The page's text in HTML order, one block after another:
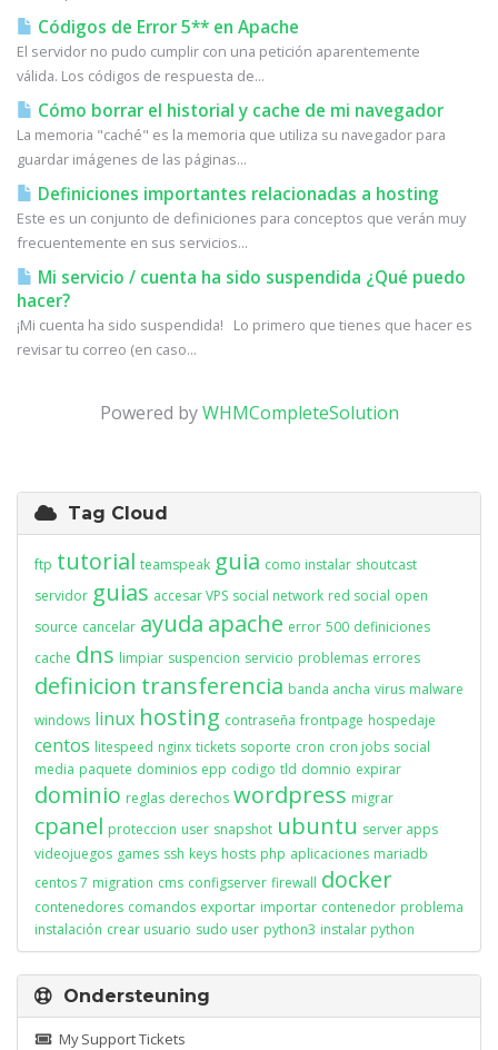
Códigos de Error 5** en Apache
El servidor no pudo cumplir con una petición aparentemente
válida. Los códigos de respuesta de...
Cómo borrar el historial y cache de mi navegador
La memoria "caché" es la memoria que utiliza su navegador para
guardar imágenes de las páginas...
Definiciones importantes relacionadas a hosting
Este es un conjunto de definiciones para conceptos que verán muy
frecuentemente en sus servicios...
Mi servicio / cuenta ha sido suspendida ¿Qué puedo
hacer?
¡Mi cuenta ha sido suspendida! Lo primero que tienes que hacer es
revisar tu correo (en caso...
Powered byWHMCompleteSolution
Tag Cloud
ftp tutorial teamspeak guia como instalar shoutcast
servidor guias accesar VPS social network red social open
source cancelar ayuda apache error 500 definiciones
cache dns limpiar suspencion servicio problemas errores
definicion transferencia banda ancha virus malware
windows linux hosting contraseña frontpage hospedaje
centos litespeed nginx tickets soporte cron cron jobs social
media paquete dominios epp codigo tld domnio expirar
dominio reglas derechos wordpress migrar
cpanel proteccion user snapshot ubuntu server apps
videojuegos games ssh keys hosts php aplicaciones mariadb
centos 7 migration cms configserver firewall docker
contenedores comandos exportar importar contenedor problema
instalación crear usuario sudo user python3 instalar python
Ondersteuning
My Support Tickets